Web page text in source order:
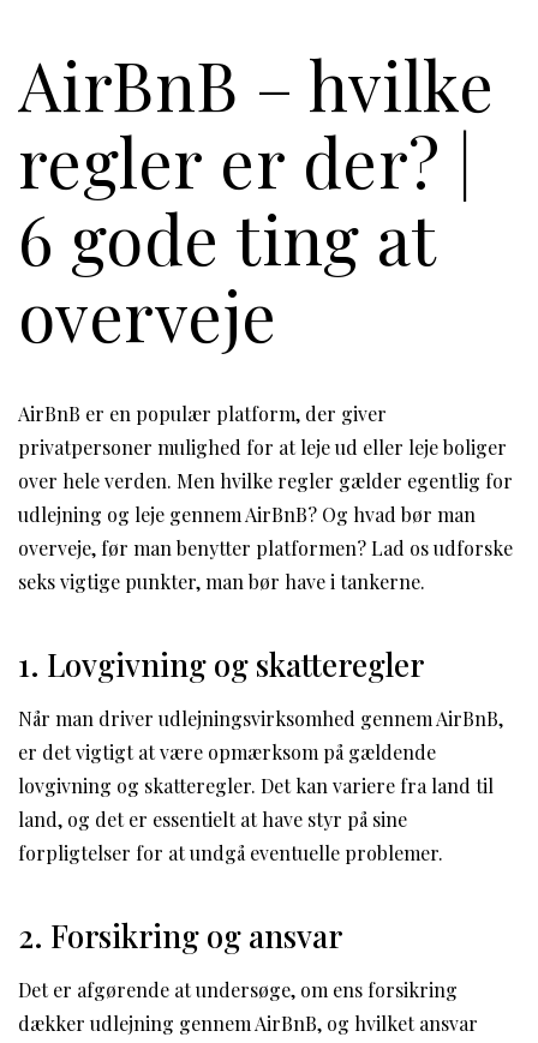
AirBnB – hvilke
regler er der? |
6 gode ting at
overveje
AirBnB er en populær platform, der giver
privatpersoner mulighed for at leje ud eller leje boliger
over hele verden. Men hvilke regler gælder egentlig for
udlejning og leje gennem AirBnB? Og hvad bør man
overveje, før man benytter platformen? Lad os udforske
seks vigtige punkter, man bør have i tankerne.
1. Lovgivning og skatteregler
Når man driver udlejningsvirksomhed gennem AirBnB,
er det vigtigt at være opmærksom på gældende
lovgivning og skatteregler. Det kan variere fra land til
land, og det er essentielt at have styr på sine
forpligtelser for at undgå eventuelle problemer.
2. Forsikring og ansvar
Det er afgørende at undersøge, om ens forsikring
dækker udlejning gennem AirBnB, og hvilket ansvar